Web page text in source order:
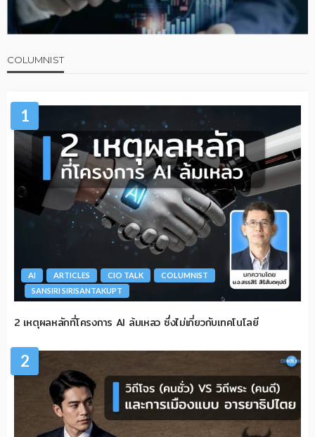
COLUMNIST
1
AI ARTICLES CIO TALK
COLUMNIST
SANSIRI SIRISANTAKUPT
2 เหตุผลหลักที่โครงการ AI ล้มเหลว ซึ่งไม่เกี่ยวกับเทคโนโลยี
2